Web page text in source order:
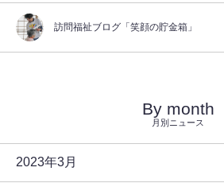
訪問福祉ブログ「笑顔の貯金箱」
By month
月別ニュース
2023年3月